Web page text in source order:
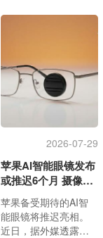
LED 电视，依托自研
鸿鹄 RGB 芯片、RGB
画质系统等技术组
合，打破高端 RGB 显
示方案的价格壁垒，
让万元级原色画质技
2026-07-29
苹果AI智能眼镜发布
或推迟6个月 摄像头
配置方案未定
苹果备受期待的AI智
能眼镜将推迟亮相。
近日，据外媒透露，